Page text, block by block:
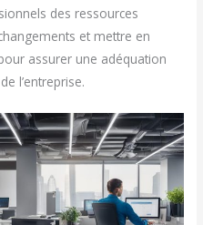
des ressources
et mettre en
assurer une adéquation
l’entreprise.